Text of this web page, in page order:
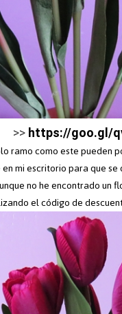
>> https://goo.gl/
ramo como este
mi escritorio para que
no he encontrado un
el código de